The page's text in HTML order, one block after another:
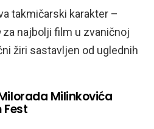
takmičarski karakter –
za najbolji film u zvaničnoj
žiri sastavljen od uglednih
Milinkovića
Fest